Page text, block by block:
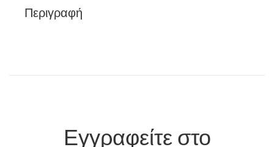
Περιγραφή
Εγγραφείτε στο